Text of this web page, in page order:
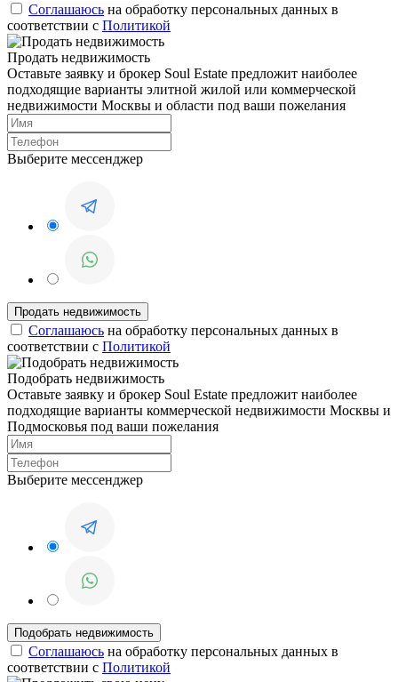
Соглашаюсь на обработку персональных данных в
соответствии с Политикой
Продать недвижимость
Оставьте заявку и брокер Soul Estate предложит наиболее
подходящие варианты элитной жилой или коммерческой
недвижимости Москвы и области под ваши пожелания
Выберите мессенджер
Соглашаюсь на обработку персональных данных в
соответствии с Политикой
Подобрать недвижимость
Оставьте заявку и брокер Soul Estate предложит наиболее
подходящие варианты коммерческой недвижимости Москвы и
Подмосковья под ваши пожелания
Выберите мессенджер
Соглашаюсь на обработку персональных данных в
соответствии с Политикой